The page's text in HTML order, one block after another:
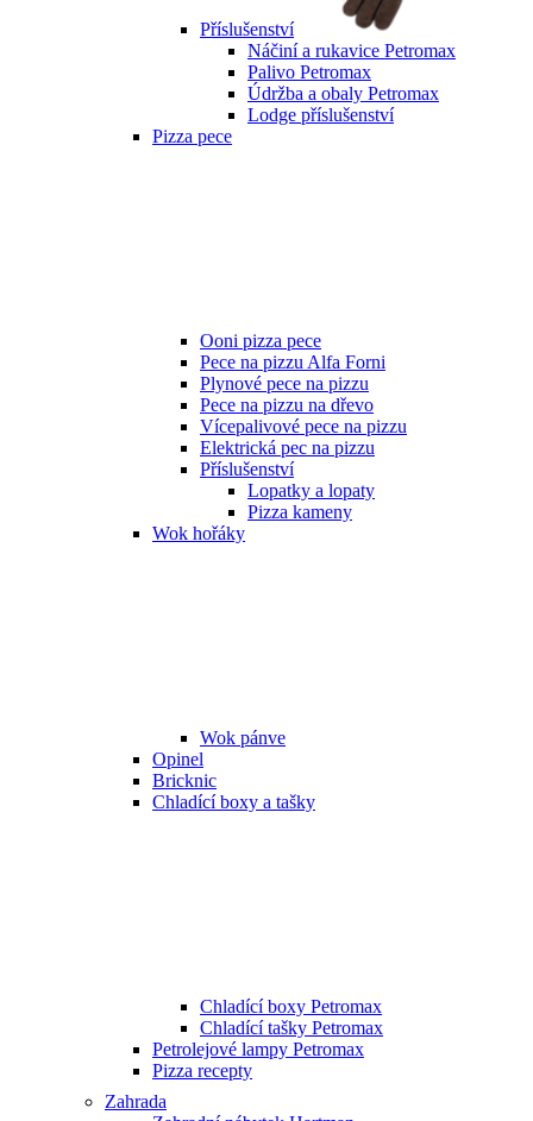
Příslušenství
Náčiní a rukavice Petromax
Palivo Petromax
Údržba a obaly Petromax
Lodge příslušenství
Pizza pece
Ooni pizza pece
Pece na pizzu Alfa Forni
Plynové pece na pizzu
Pece na pizzu na dřevo
Vícepalivové pece na pizzu
Elektrická pec na pizzu
Příslušenství
Lopatky a lopaty
Pizza kameny
Wok hořáky
Wok pánve
Opinel
Bricknic
Chladící boxy a tašky
Chladící boxy Petromax
Chladící tašky Petromax
Petrolejové lampy Petromax
Pizza recepty
Zahrada